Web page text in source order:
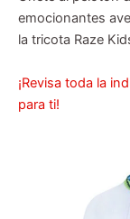
emocionantes
la tricota Raze
¡Revisa toda la
para ti!